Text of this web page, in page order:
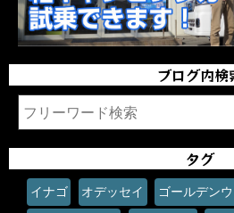
ブログ内検
タグ
イナゴ オデッセイ ゴールデン